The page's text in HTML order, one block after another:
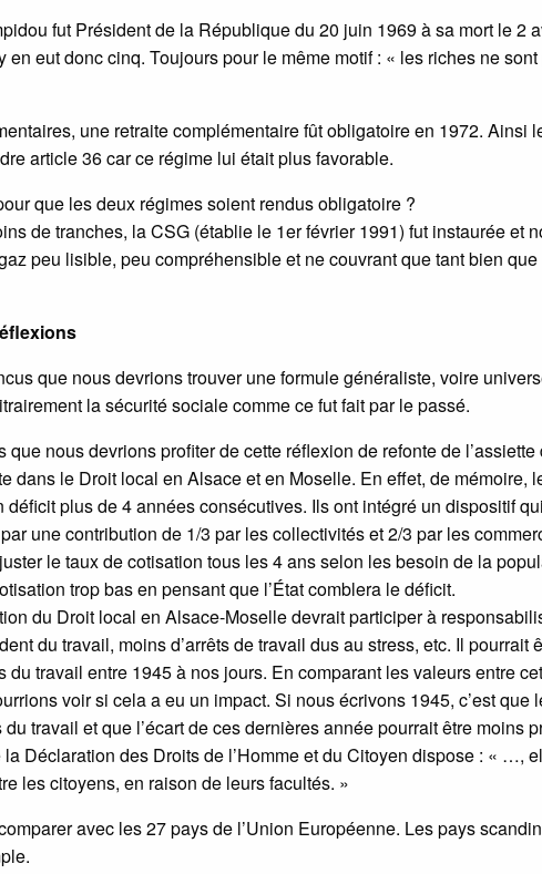
fut Président de la République du 20 juin 1969 à sa mort le 2
en eut donc cinq. Toujours pour le même motif : « les riches ne
une retraite complémentaire fût obligatoire en 1972. Ainsi
article 36 car ce régime lui était plus favorable.
que les deux régimes soient rendus obligatoire ?
de tranches, la CSG (établie le 1er février 1991) fut instaurée et
peu lisible, peu compréhensible et ne couvrant que tant bien
que nous devrions trouver une formule généraliste, voire
la sécurité sociale comme ce fut fait par le passé.
que nous devrions profiter de cette réflexion de refonte de
dans le Droit local en Alsace et en Moselle. En effet, de mémoire,
déficit plus de 4 années consécutives. Ils ont intégré un dispositif
une contribution de 1/3 par les collectivités et 2/3 par les
le taux de cotisation tous les 4 ans selon les besoin de la
trop bas en pensant que l’État comblera le déficit.
du Droit local en Alsace-Moselle devrait participer à
du travail, moins d’arrêts de travail dus au stress, etc. Il pourrait
du travail entre 1945 à nos jours. En comparant les valeurs entre
voir si cela a eu un impact. Si nous écrivons 1945, c’est que
travail et que l’écart de ces dernières année pourrait être moins
la Déclaration des Droits de l’Homme et du Citoyen dispose : « …,
les citoyens, en raison de leurs facultés. »
avec les 27 pays de l’Union Européenne. Les pays